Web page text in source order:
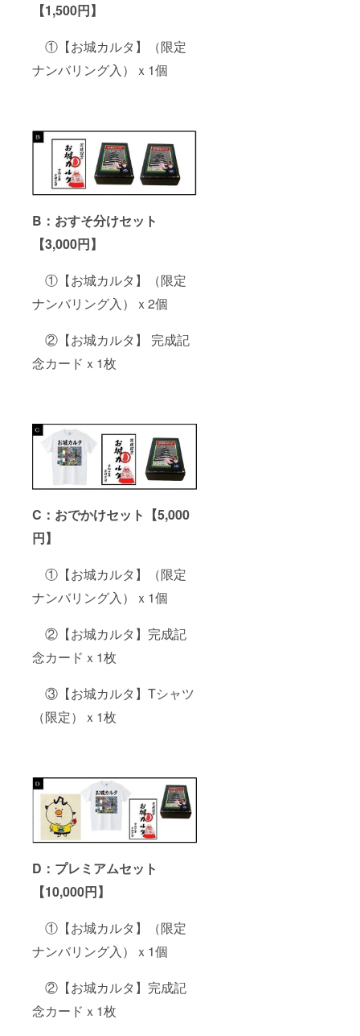
【1,500円】
①【お城カルタ】（限定
ナンバリング入）ｘ1個
B：おすそ分けセット
【3,000円】
①【お城カルタ】（限定
ナンバリング入）ｘ2個
②【お城カルタ】 完成記
念カードｘ1枚
C：おでかけセット【5,000
円】
①【お城カルタ】（限定
ナンバリング入）ｘ1個
②【お城カルタ】完成記
念カードｘ1枚
③【お城カルタ】Tシャツ
（限定）ｘ1枚
D：プレミアムセット
【10,000円】
①【お城カルタ】（限定
ナンバリング入）ｘ1個
②【お城カルタ】完成記
念カードｘ1枚